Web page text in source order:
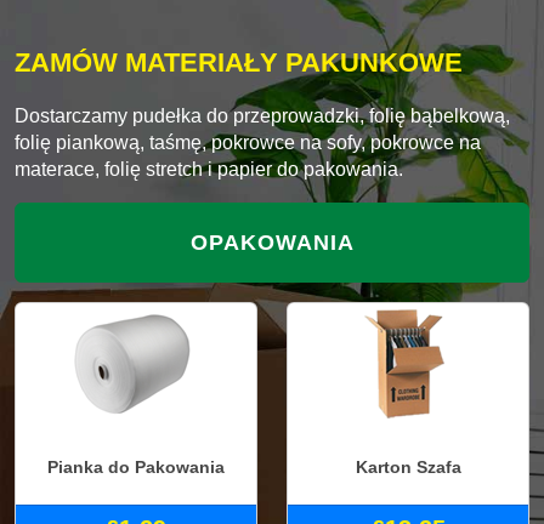
ZAMÓW MATERIAŁY PAKUNKOWE
Dostarczamy pudełka do przeprowadzki, folię bąbelkową,
folię piankową, taśmę, pokrowce na sofy, pokrowce na
materace, folię stretch i papier do pakowania.
OPAKOWANIA
Pianka do Pakowania Karton Szafa